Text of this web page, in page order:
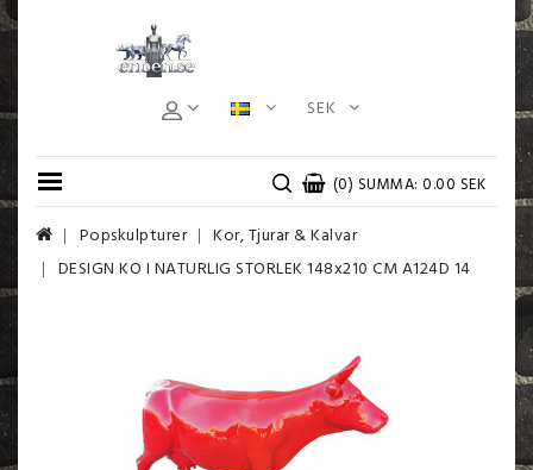
SEK
(0) SUMMA: 0.00 SEK
Popskulpturer
Kor, Tjurar & Kalvar
DESIGN KO I NATURLIG STORLEK 148x210 CM A124D 14